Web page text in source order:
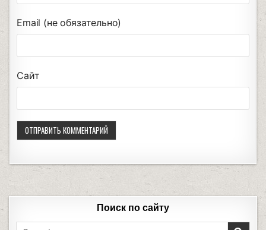
Email (не обязательно)
Сайт
Поиск по сайту